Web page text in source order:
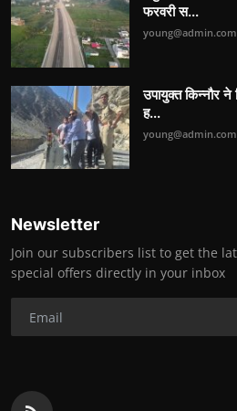
फरवरी स...
young@admin.com
उपायुक्त किन्नौर
ह...
young@admin.com
Newsletter
Join our subscribers list to get the
special offers directly in your inbox